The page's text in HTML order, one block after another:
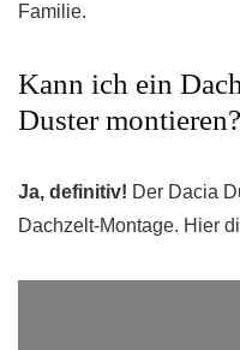
Familie.
Kann ich ein
Duster montieren?
Ja, definitiv! Der Dacia
Dachzelt-Montage. Hier